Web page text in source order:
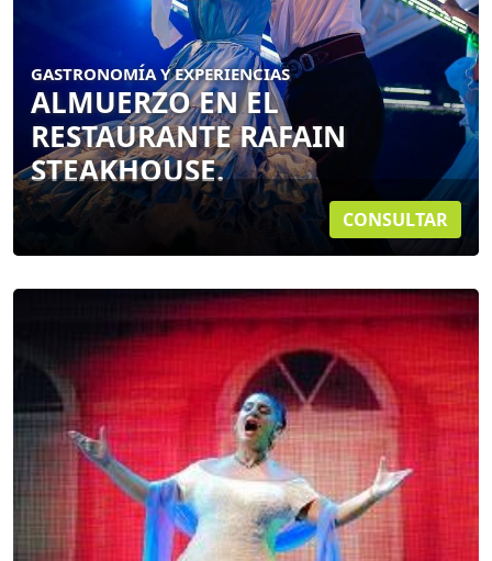
GASTRONOMÍA Y EXPERIENCIAS
ALMUERZO EN EL
RESTAURANTE RAFAIN
STEAKHOUSE.
CONSULTAR